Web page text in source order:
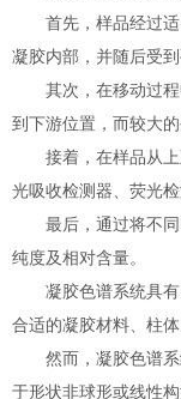
首先，样品经过适
凝胶内部，并随后受
其次，在移动过程
到下游位置，而较大
接着，在样品从上
光吸收检测器、荧光
最后，通过将不同
纯度及相对含量。
凝胶色谱系统具有
合适的凝胶材料、柱
然而，凝胶色谱系
于形状非球形或线性